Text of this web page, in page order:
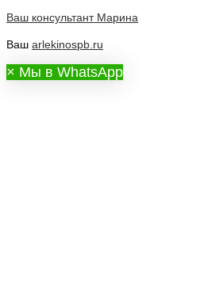
Ваш консультант Марина
Ваш arlekinospb.ru
× Мы в WhatsApp